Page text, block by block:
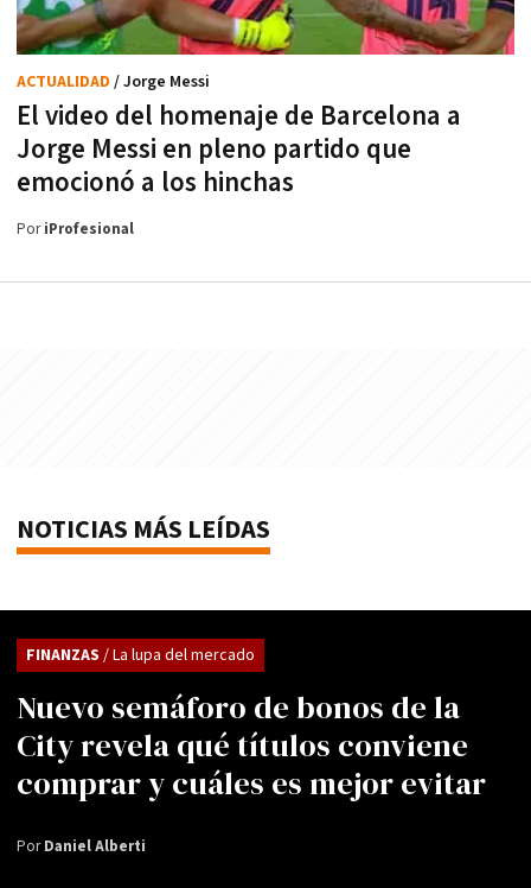
El video del homenaje de Barcelona a
Jorge Messi en pleno partido que
emocionó a los hinchas
ACTUALIDAD / Jorge Messi
PoriProfesional
NOTICIAS MÁS LEÍDAS
Nuevo semáforo de bonos de la
City revela qué títulos conviene
comprar y cuáles es mejor evitar
FINANZAS / La lupa del mercado
PorDaniel Alberti